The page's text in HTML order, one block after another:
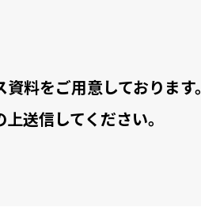
料をご用意しております。
送信してください。